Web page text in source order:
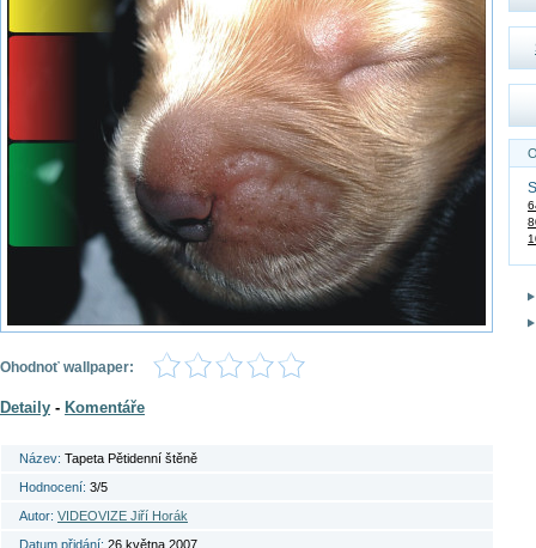
Ohodnoť wallpaper:
Detaily - Komentáře
Název: Tapeta Pětidenní štěně
Hodnocení: 3/5
Autor: VIDEOVIZE Jiří Horák
Datum přidání: 26.května 2007